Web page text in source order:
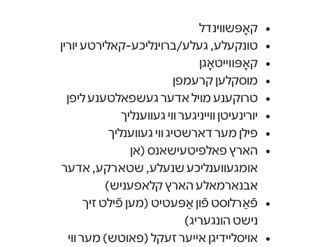
קאָפּשווינדל
טונקעלע, געלע/ברוינליכע-קאלירטע יורין
קאָפּװײטאָגן
מוסקלען קרעמפן
טרוקענע מויל אדער געשפאלטענע ליפן
יורינעיטן ווייניגער ווי געווענליך
פילן מער דארשטיג ווי געווענליך
הארץ פאלפיטעישאנס (אן
אומגעווענליכע שנעלע, שטארקע, אדער
אבנארמאלע הארץ קלאפעניש)
פֿאַרלוסט פֿון אַפּעטיט (מען פֿילט זיך
נישט הונגעריג)
אויסליידיגן אייער זעקל (פאוטש) מער ווי